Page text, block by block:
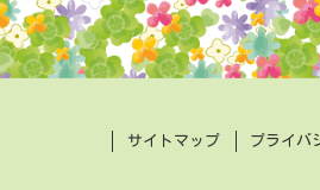
サイトマップ プライバ